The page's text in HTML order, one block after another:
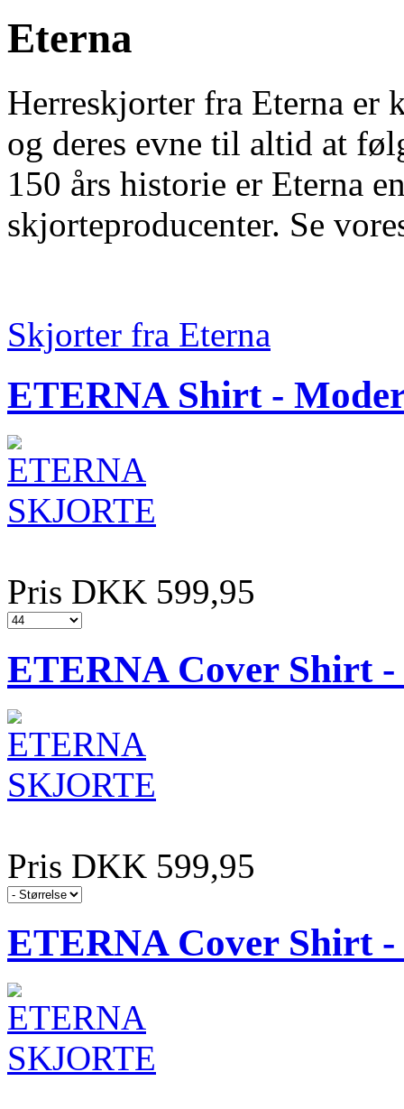
Eterna
Herreskjorter fra Eterna er
og deres evne til altid at
150 års historie er Eterna
skjorteproducenter. Se
Skjorter fra Eterna
ETERNA Shirt -
Pris DKK 599,95
ETERNA Cover Shirt
Pris DKK 599,95
ETERNA Cover Shirt